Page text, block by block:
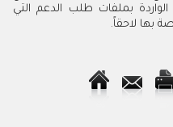
بملفات طلب الدعم التي
بها لاحقاً.